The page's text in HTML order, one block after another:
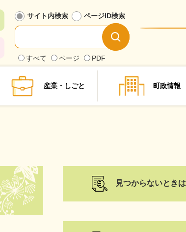
サイト内検索
検
索
対
象
すべて ページ PDF
ページID検索
探
産業・しごと 町政情報
見つからないときは